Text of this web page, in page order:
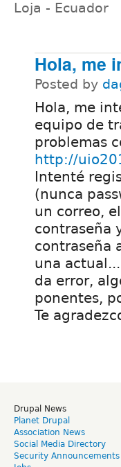
Loja - Ecuador
Hola, me
Posted by
Hola, me
equipo de
problemas
http://
Intenté
(nunca
un correo,
contraseña
contraseña
una
da error,
ponentes,
Te
Drupal News
Planet Drupal
Association News
Social Media Directory
Security Announcements